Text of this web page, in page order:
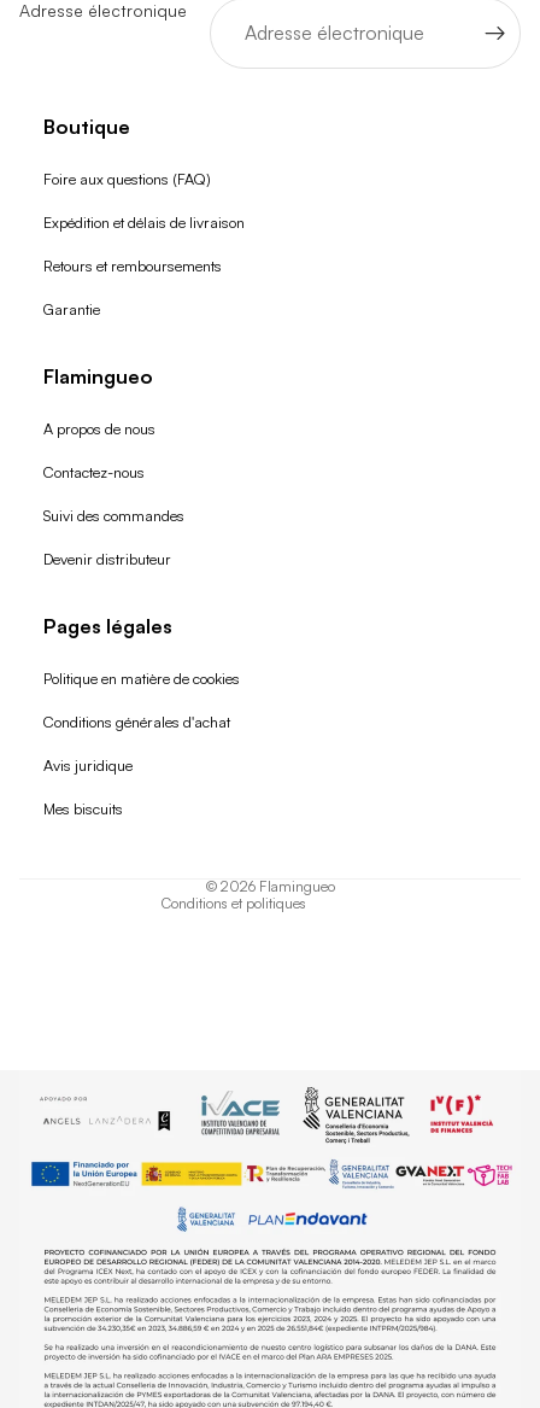
Adresse électronique
Boutique
Foire aux questions (FAQ)
Expédition et délais de livraison
Retours et remboursements
Garantie
Flamingueo
A propos de nous
Contactez-nous
Suivi des commandes
Devenir distributeur
Pages légales
Politique en matière de cookies
Conditions générales d'achat
Avis juridique
Mes biscuits
© 2026 Flamingueo
Conditions et politiques
Politique de remboursement